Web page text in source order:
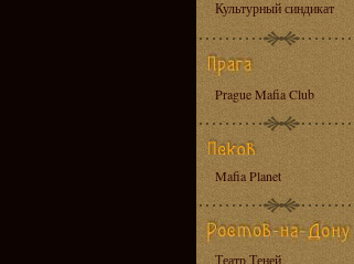
Культурный синдикат
Prague Mafia Club
Mafia Planet
Театр Теней